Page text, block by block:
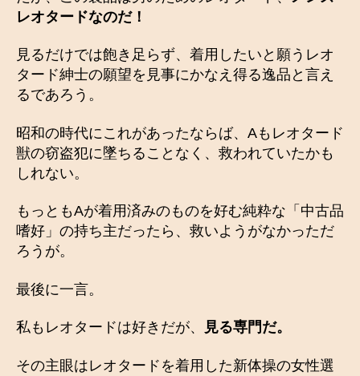
レオタードなのだ！
見るだけでは飽き足らず、着用したいと願うレオ
タード紳士の願望を見事にかなえ得る逸品と言え
るであろう。
昭和の時代にこれがあったならば、Aもレオタード
獣の窃盗犯に墜ちることなく、救われていたかも
しれない。
もっともAが着用済みのものを好む純粋な「中古品
嗜好」の持ち主だったら、救いようがなかっただ
ろうが。
最後に一言。
私もレオタードは好きだが、 見る専門だ。
その主眼はレオタードを着用した新体操の女性選